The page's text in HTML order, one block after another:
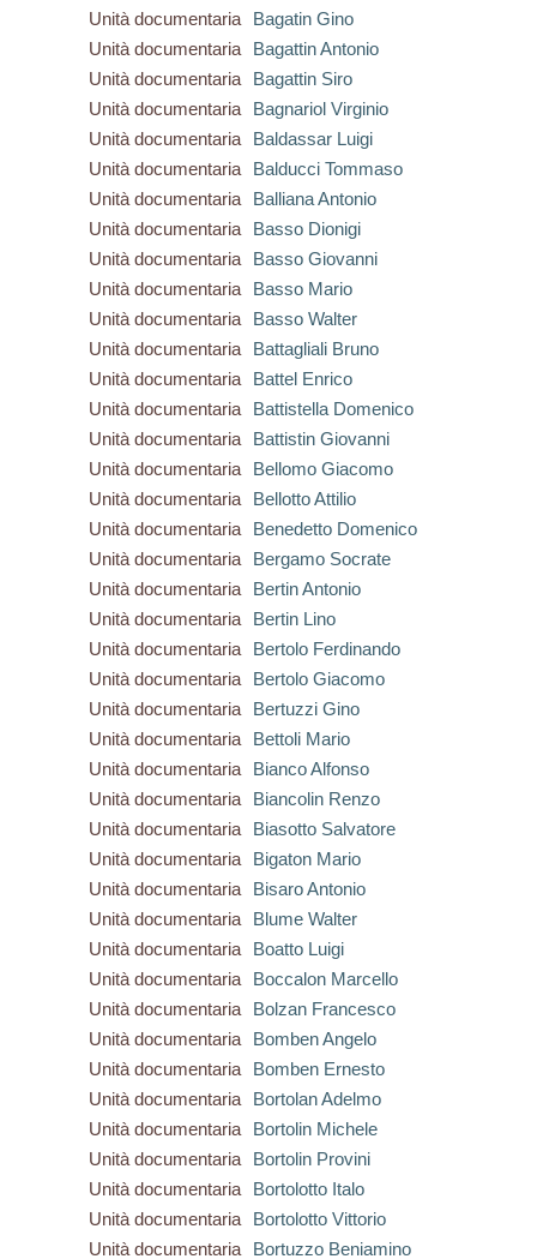
Unità documentaria
Bagatin Gino
Unità documentaria
Bagattin Antonio
Unità documentaria
Bagattin Siro
Unità documentaria
Bagnariol Virginio
Unità documentaria
Baldassar Luigi
Unità documentaria
Balducci Tommaso
Unità documentaria
Balliana Antonio
Unità documentaria
Basso Dionigi
Unità documentaria
Basso Giovanni
Unità documentaria
Basso Mario
Unità documentaria
Basso Walter
Unità documentaria
Battagliali Bruno
Unità documentaria
Battel Enrico
Unità documentaria
Battistella Domenico
Unità documentaria
Battistin Giovanni
Unità documentaria
Bellomo Giacomo
Unità documentaria
Bellotto Attilio
Unità documentaria
Benedetto Domenico
Unità documentaria
Bergamo Socrate
Unità documentaria
Bertin Antonio
Unità documentaria
Bertin Lino
Unità documentaria
Bertolo Ferdinando
Unità documentaria
Bertolo Giacomo
Unità documentaria
Bertuzzi Gino
Unità documentaria
Bettoli Mario
Unità documentaria
Bianco Alfonso
Unità documentaria
Biancolin Renzo
Unità documentaria
Biasotto Salvatore
Unità documentaria
Bigaton Mario
Unità documentaria
Bisaro Antonio
Unità documentaria
Blume Walter
Unità documentaria
Boatto Luigi
Unità documentaria
Boccalon Marcello
Unità documentaria
Bolzan Francesco
Unità documentaria
Bomben Angelo
Unità documentaria
Bomben Ernesto
Unità documentaria
Bortolan Adelmo
Unità documentaria
Bortolin Michele
Unità documentaria
Bortolin Provini
Unità documentaria
Bortolotto Italo
Unità documentaria
Bortolotto Vittorio
Unità documentaria
Bortuzzo Beniamino